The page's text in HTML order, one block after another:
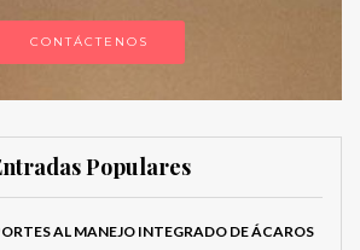
CONTÁCTENOS
Populares
AL MANEJO INTEGRADO DE ÁCAROS